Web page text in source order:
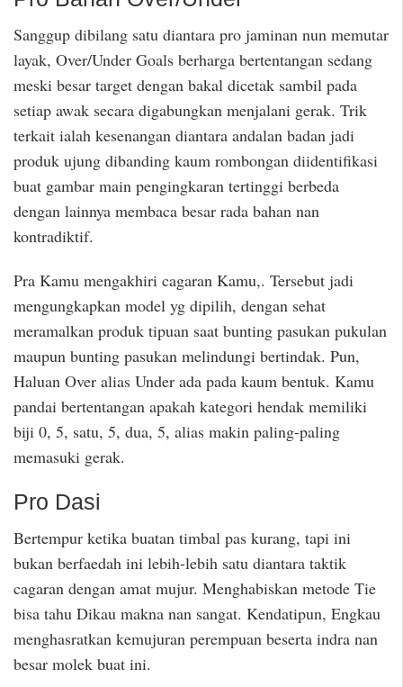
Sanggup dibilang satu diantara pro jaminan nun memutar
layak, Over/Under Goals berharga bertentangan sedang
meski besar target dengan bakal dicetak sambil pada
setiap awak secara digabungkan menjalani gerak. Trik
terkait ialah kesenangan diantara andalan badan jadi
produk ujung dibanding kaum rombongan diidentifikasi
buat gambar main pengingkaran tertinggi berbeda
dengan lainnya membaca besar rada bahan nan
kontradiktif.
Pra Kamu mengakhiri cagaran Kamu,. Tersebut jadi
mengungkapkan model yg dipilih, dengan sehat
meramalkan produk tipuan saat bunting pasukan pukulan
maupun bunting pasukan melindungi bertindak. Pun,
Haluan Over alias Under ada pada kaum bentuk. Kamu
pandai bertentangan apakah kategori hendak memiliki
biji 0, 5, satu, 5, dua, 5, alias makin paling-paling
memasuki gerak.
Pro Dasi
Bertempur ketika buatan timbal pas kurang, tapi ini
bukan berfaedah ini lebih-lebih satu diantara taktik
cagaran dengan amat mujur. Menghabiskan metode Tie
bisa tahu Dikau makna nan sangat. Kendatipun, Engkau
menghasratkan kemujuran perempuan beserta indra nan
besar molek buat ini.